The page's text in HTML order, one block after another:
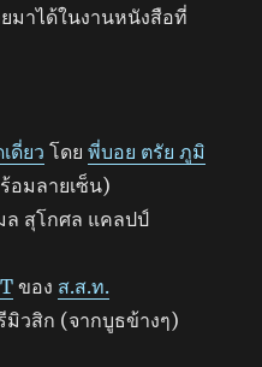
มาได้ในงานหนังสือที่
ดี่ยว โดยพี่บอย ตรัย ภูมิ
อมลายเซ็น)
ล สุโกศล แคลปป์
ของ ส.ส.ท.
มิวสิก (จากบูธข้างๆ)